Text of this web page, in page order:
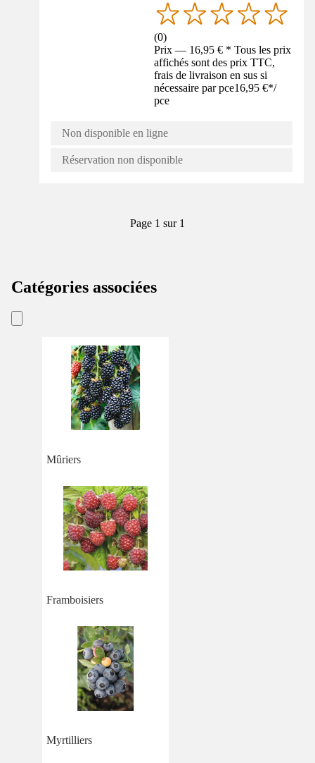
(0)
Prix — 16,95 € * Tous les prix
affichés sont des prix TTC,
frais de livraison en sus si
nécessaire par pce16,95 €*/
pce
Non disponible en ligne
Réservation non disponible
Page 1 sur 1
Catégories associées
Mûriers
Framboisiers
Myrtilliers